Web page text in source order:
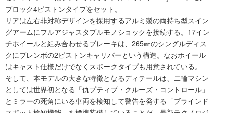
ブロック4ピストンタイプをセット。
リアは左右非対称デザインを採用するアルミ製の両持ち型スイン
グアームにフルアジャスタブルモノショックを接続する。17イン
チホイールと組み合わせるブレーキは、265㎜のシングルディス
クにブレンボの2ピストンキャリパーという構造。なおホイール
はキャスト仕様だけでなくスポークタイプも用意されている。
そして、本モデルの大きな特徴となるディテールは、二輪マシン
としては世界初となる「仇プティブ・クルーズ・コントロール」
とミラーの死角にいる車両を検知して警告を発する「ブラインド